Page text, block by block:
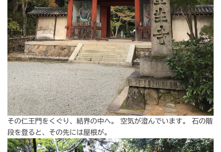
その仁王門をくぐり、結界の中へ。 空気が澄んでいます。 石の階
段を登ると、その先には屋根が。